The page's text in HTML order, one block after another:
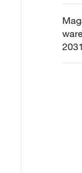
2031